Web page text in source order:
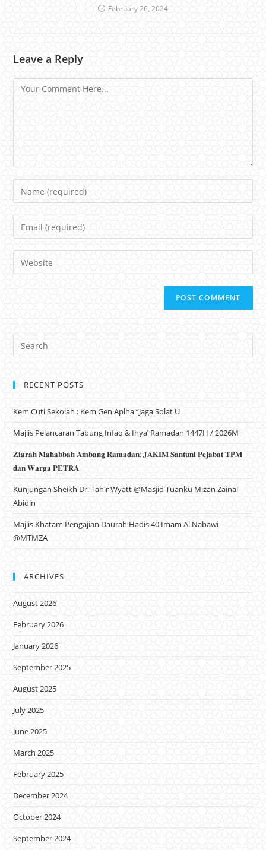
February 26, 2024
Leave a Reply
Comment
Name
Email
Website
RECENT POSTS
Kem Cuti Sekolah : Kem Gen Aplha “Jaga Solat U
Majlis Pelancaran Tabung Infaq & Ihya’ Ramadan 1447H / 2026M
𝐙𝐢𝐚𝐫𝐚𝐡 𝐌𝐚𝐡𝐚𝐛𝐛𝐚𝐡 𝐀𝐦𝐛𝐚𝐧𝐠 𝐑𝐚𝐦𝐚𝐝𝐚𝐧: 𝐉𝐀𝐊𝐈𝐌 𝐒𝐚𝐧𝐭𝐮𝐧𝐢 𝐏𝐞𝐣𝐚𝐛𝐚𝐭 𝐓𝐏𝐌
𝐝𝐚𝐧 𝐖𝐚𝐫𝐠𝐚 𝐏𝐄𝐓𝐑𝐀
Kunjungan Sheikh Dr. Tahir Wyatt @Masjid Tuanku Mizan Zainal
Abidin
Majlis Khatam Pengajian Daurah Hadis 40 Imam Al Nabawi
@MTMZA
ARCHIVES
August 2026
February 2026
January 2026
September 2025
August 2025
July 2025
June 2025
March 2025
February 2025
December 2024
October 2024
September 2024